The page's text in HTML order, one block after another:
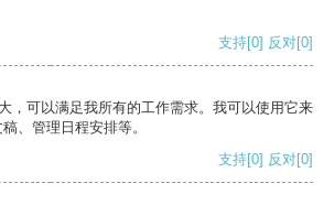
支持[0] 反对[0]
，可以满足我所有的工作需求。我可以使用它来
、管理日程安排等。
支持[0] 反对[0]